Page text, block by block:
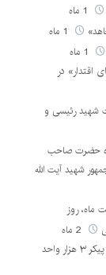
اقتدار» در
شهید رئیسی و
حضرت صاحب
شهید آیت الله
به مناسبت ۲۵ اردیبهشت ماه، روز
از سنگر دفاع تا میدان سازندگی؛ ترمیم زخم‌های جنگ بر پیکر ۳ هزار واحد